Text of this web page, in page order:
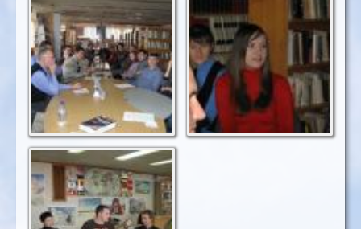
Яке ж слово
подобається
найбільше?
Я думаю, що мрія є
початком мети.
Про мрії можна
заспівати.